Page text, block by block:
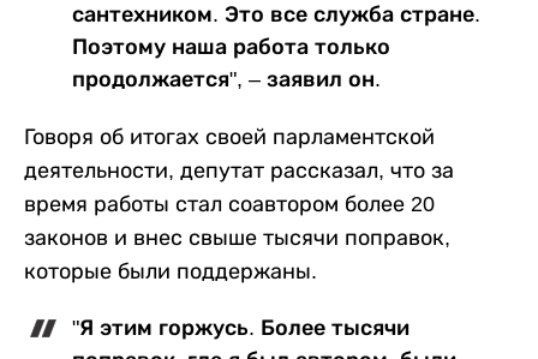
сантехником. Это все служба стране.
Поэтому наша работа только
продолжается", – заявил он.
Говоря об итогах своей парламентской
деятельности, депутат рассказал, что за
время работы стал соавтором более 20
законов и внес свыше тысячи поправок,
которые были поддержаны.
"Я этим горжусь. Более тысячи